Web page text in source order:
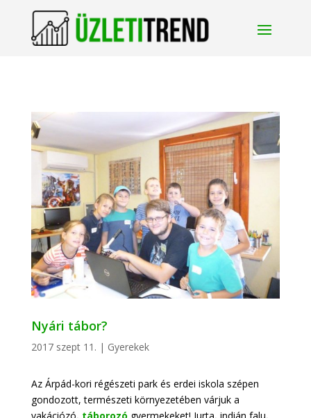
Nyári tábor?
2017 szept 11. | Gyerekek
Az Árpád-kori régészeti park és erdei iskola szépen
gondozott, természeti környezetében várjuk a